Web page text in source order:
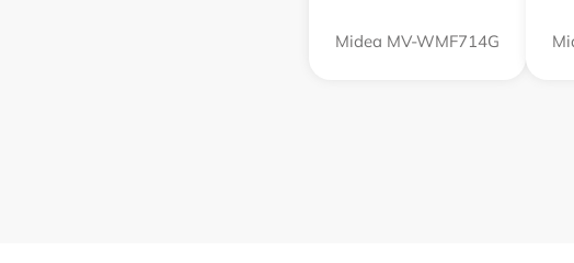
Midea MV-WMF714G